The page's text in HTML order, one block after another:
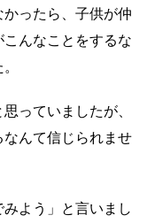
ったら、子供が仲
んなことをするな
っていましたが、
んて信じられませ
よう」と言いまし